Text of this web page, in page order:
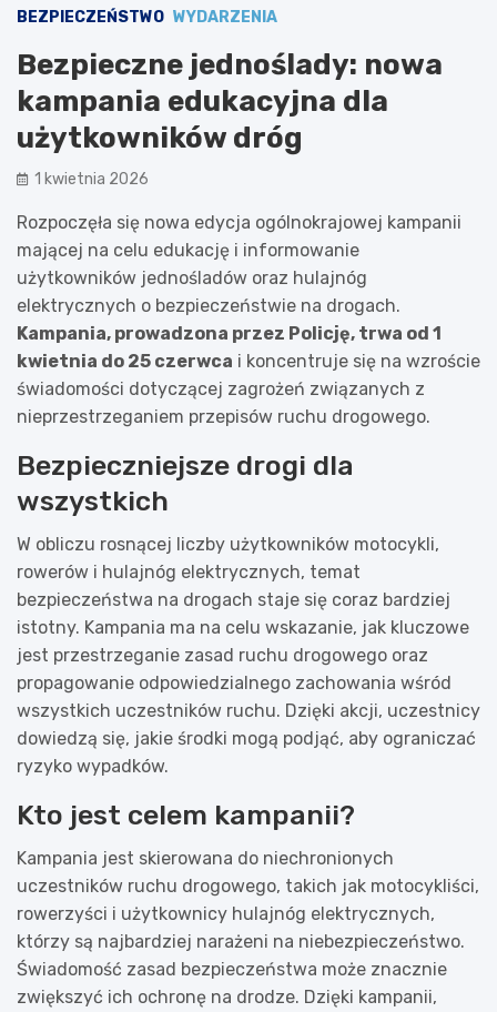
BEZPIECZEŃSTWO WYDARZENIA
Bezpieczne jednoślady: nowa
kampania edukacyjna dla
użytkowników dróg
1 kwietnia 2026
Rozpoczęła się nowa edycja ogólnokrajowej kampanii
mającej na celu edukację i informowanie
użytkowników jednośladów oraz hulajnóg
elektrycznych o bezpieczeństwie na drogach.
Kampania, prowadzona przez Policję, trwa od 1
kwietnia do 25 czerwca i koncentruje się na wzroście
świadomości dotyczącej zagrożeń związanych z
nieprzestrzeganiem przepisów ruchu drogowego.
Bezpieczniejsze drogi dla
wszystkich
W obliczu rosnącej liczby użytkowników motocykli,
rowerów i hulajnóg elektrycznych, temat
bezpieczeństwa na drogach staje się coraz bardziej
istotny. Kampania ma na celu wskazanie, jak kluczowe
jest przestrzeganie zasad ruchu drogowego oraz
propagowanie odpowiedzialnego zachowania wśród
wszystkich uczestników ruchu. Dzięki akcji, uczestnicy
dowiedzą się, jakie środki mogą podjąć, aby ograniczać
ryzyko wypadków.
Kto jest celem kampanii?
Kampania jest skierowana do niechronionych
uczestników ruchu drogowego, takich jak motocykliści,
rowerzyści i użytkownicy hulajnóg elektrycznych,
którzy są najbardziej narażeni na niebezpieczeństwo.
Świadomość zasad bezpieczeństwa może znacznie
zwiększyć ich ochronę na drodze. Dzięki kampanii,